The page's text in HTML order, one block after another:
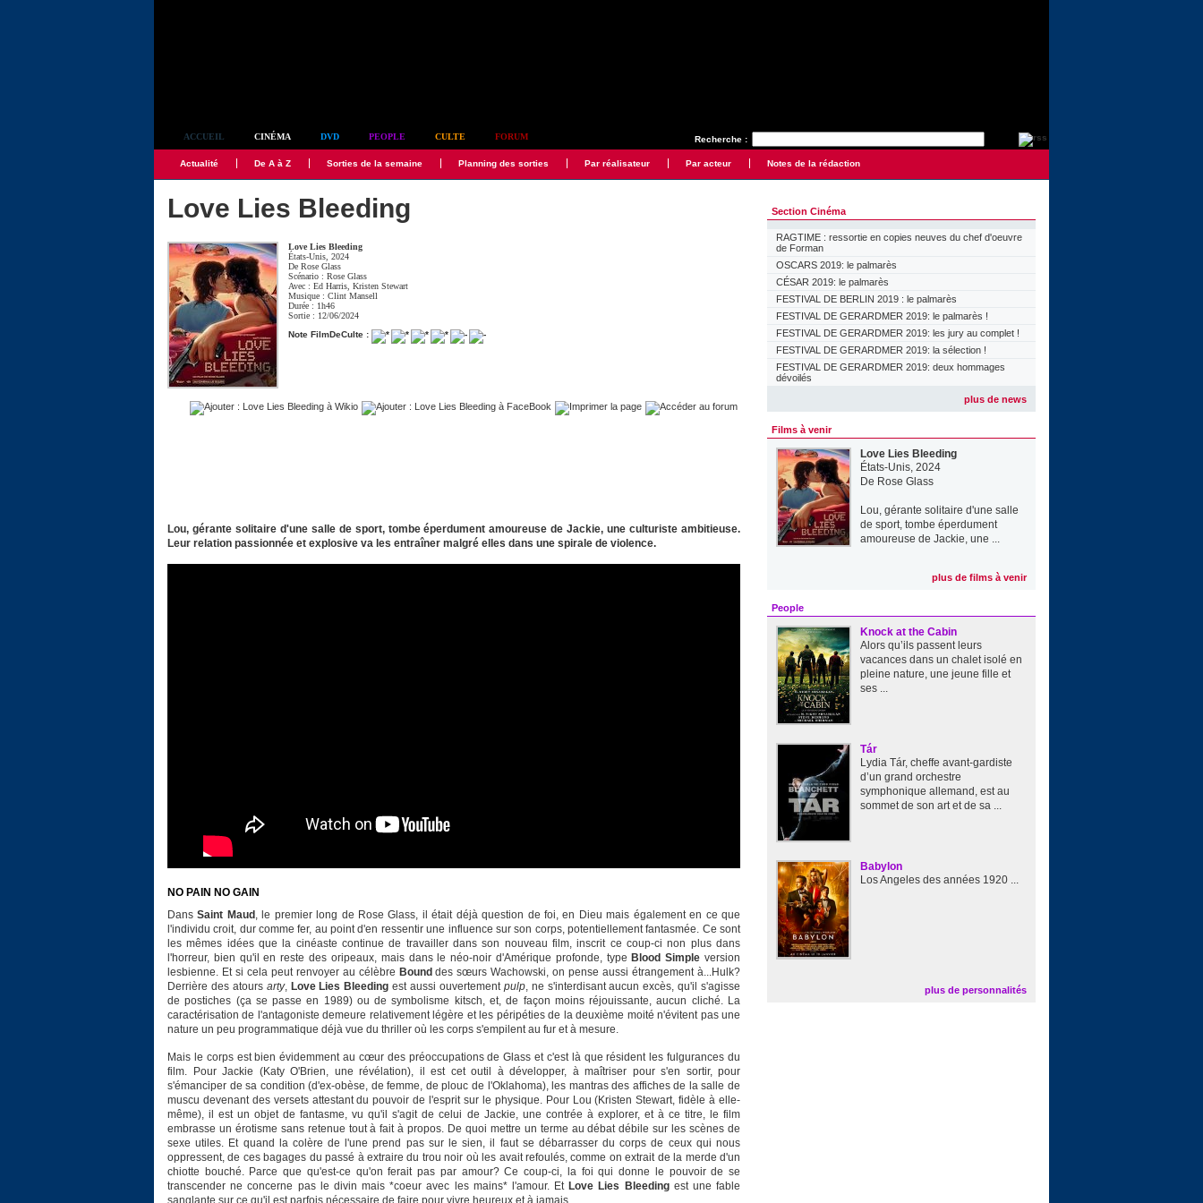
Recherche :
ACCUEIL CINÉMA DVD PEOPLE CULTE FORUM
Actualité De A à Z Sorties de la semaine Planning des sorties Par réalisateur Par acteur Notes de la rédaction
Love Lies Bleeding
Love Lies Bleeding
États-Unis, 2024
DeRose Glass
Scénario :Rose Glass
Avec :Ed Harris ,Kristen Stewart
Musique :Clint Mansell
Durée : 1h46
Sortie : 12/06/2024
Note FilmDeCulte :
Lou, gérante solitaire d'une salle de sport, tombe éperdument amoureuse de Jackie, une culturiste ambitieuse.
Leur relation passionnée et explosive va les entraîner malgré elles dans une spirale de violence.
NO PAIN NO GAIN
DansSaint Maud , le premier long de Rose Glass, il était déjà question de foi, en Dieu mais également en ce que
l'individu croit, dur comme fer, au point d'en ressentir une influence sur son corps, potentiellement fantasmée. Ce sont
les mêmes idées que la cinéaste continue de travailler dans son nouveau film, inscrit ce coup-ci non plus dans
l'horreur, bien qu'il en reste des oripeaux, mais dans le néo-noir d'Amérique profonde, type Blood Simple version
lesbienne. Et si cela peut renvoyer au célèbre Bound des sœurs Wachowski, on pense aussi étrangement à...Hulk?
Derrière des atours arty, Love Lies Bleeding est aussi ouvertement pulp, ne s'interdisant aucun excès, qu'il s'agisse
de postiches (ça se passe en 1989) ou de symbolisme kitsch, et, de façon moins réjouissante, aucun cliché. La
caractérisation de l'antagoniste demeure relativement légère et les péripéties de la deuxième moité n'évitent pas une
nature un peu programmatique déjà vue du thriller où les corps s'empilent au fur et à mesure.
Mais le corps est bien évidemment au cœur des préoccupations de Glass et c'est là que résident les fulgurances du
film. Pour Jackie (Katy O'Brien, une révélation), il est cet outil à développer, à maîtriser pour s'en sortir, pour
s'émanciper de sa condition (d'ex-obèse, de femme, de plouc de l'Oklahoma), les mantras des affiches de la salle de
muscu devenant des versets attestant du pouvoir de l'esprit sur le physique. Pour Lou (Kristen Stewart, fidèle à elle-
même), il est un objet de fantasme, vu qu'il s'agit de celui de Jackie, une contrée à explorer, et à ce titre, le film
embrasse un érotisme sans retenue tout à fait à propos. De quoi mettre un terme au débat débile sur les scènes de
sexe utiles. Et quand la colère de l'une prend pas sur le sien, il faut se débarrasser du corps de ceux qui nous
oppressent, de ces bagages du passé à extraire du trou noir où les avait refoulés, comme on extrait de la merde d'un
chiotte bouché. Parce que qu'est-ce qu'on ferait pas par amour? Ce coup-ci, la foi qui donne le pouvoir de se
transcender ne concerne pas le divin mais *coeur avec les mains* l'amour. Et Love Lies Bleedingest une fable
sanglante sur ce qu'il est parfois nécessaire de faire pour vivre heureux et à jamais.
Section Cinéma
RAGTIME : ressortie en copies neuves du chef d'oeuvre
de Forman
OSCARS 2019: le palmarès
CÉSAR 2019: le palmarès
FESTIVAL DE BERLIN 2019 : le palmarès
FESTIVAL DE GERARDMER 2019: le palmarès !
FESTIVAL DE GERARDMER 2019: les jury au complet !
FESTIVAL DE GERARDMER 2019: la sélection !
FESTIVAL DE GERARDMER 2019: deux hommages
dévoilés
plus de news
Films à venir
Love Lies Bleeding
États-Unis, 2024
De Rose Glass
Lou, gérante solitaire d'une salle
de sport, tombe éperdument
amoureuse de Jackie, une ...
plus de films à venir
People
Knock at the Cabin
Alors qu’ils passent leurs
vacances dans un chalet isolé en
pleine nature, une jeune fille et
ses ...
Tár
Lydia Tár, cheffe avant-gardiste
d’un grand orchestre
symphonique allemand, est au
sommet de son art et de sa ...
Babylon
Los Angeles des années 1920 ...
plus de personnalités